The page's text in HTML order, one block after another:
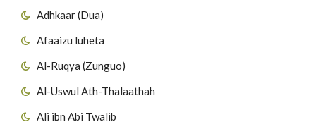
Adhkaar (Dua)
Afaaizu luheta
Al-Ruqya (Zunguo)
Al-Uswul Ath-Thalaathah
Ali ibn Abi Twalib